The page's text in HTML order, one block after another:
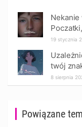
Powiązane
19 stycznia
twój
8 sierpnia